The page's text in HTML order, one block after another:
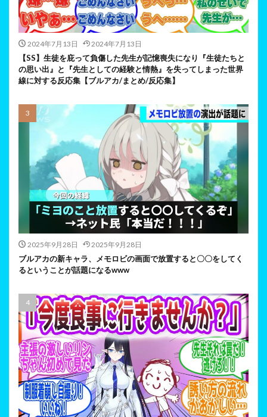
2024年7月13日 2024年7月13日
【SS】生徒を庇って負傷した先生が記憶喪失になり『生徒たちと
の思い出』と『先生としての経験と情熱』を失ってしまった世界
線に対する反応集【ブルアカ/まとめ/反応集】
2025年9月28日 2025年9月28日
ブルアカの新キャラ、メモロビの画面で放置すると〇〇をしてく
るということが話題になるwww